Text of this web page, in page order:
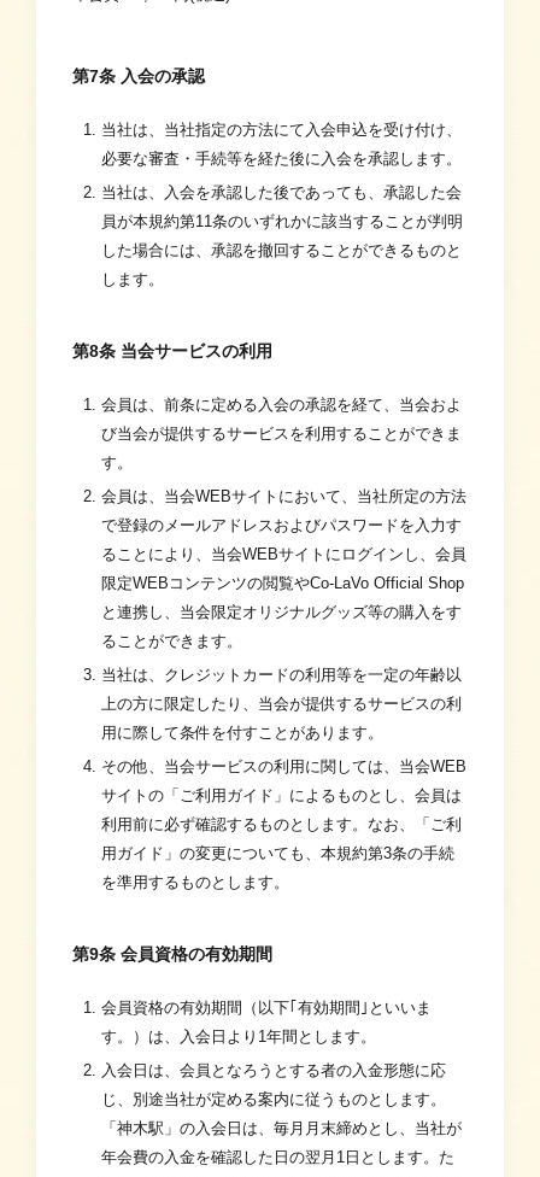
第7条 入会の承認
当社は、当社指定の方法にて入会申込を受け付け、
必要な審査・手続等を経た後に入会を承認します。
当社は、入会を承認した後であっても、承認した会
員が本規約第11条のいずれかに該当することが判明
した場合には、承認を撤回することができるものと
します。
第8条 当会サービスの利用
会員は、前条に定める入会の承認を経て、当会およ
び当会が提供するサービスを利用することができま
す。
会員は、当会WEBサイトにおいて、当社所定の方法
で登録のメールアドレスおよびパスワードを入力す
ることにより、当会WEBサイトにログインし、会員
限定WEBコンテンツの閲覧やCo-LaVo Official Shop
と連携し、当会限定オリジナルグッズ等の購入をす
ることができます。
当社は、クレジットカードの利用等を一定の年齢以
上の方に限定したり、当会が提供するサービスの利
用に際して条件を付すことがあります。
その他、当会サービスの利用に関しては、当会WEB
サイトの「ご利用ガイド」によるものとし、会員は
利用前に必ず確認するものとします。なお、「ご利
用ガイド」の変更についても、本規約第3条の手続
を準用するものとします。
第9条 会員資格の有効期間
会員資格の有効期間（以下｢有効期間｣といいま
す。）は、入会日より1年間とします。
入会日は、会員となろうとする者の入金形態に応
じ、別途当社が定める案内に従うものとします。
「神木駅」の入会日は、毎月月末締めとし、当社が
年会費の入金を確認した日の翌月1日とします。た